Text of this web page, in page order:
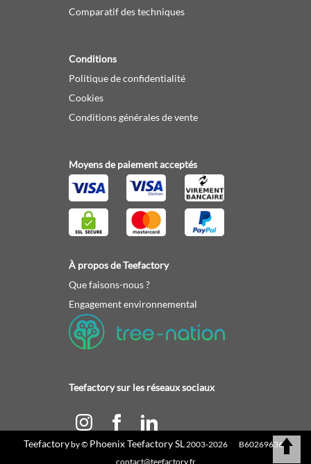
Calculez votre devis
Comparatif des techniques
Conditions
Politique de confidentialité
Cookies
Conditions générales de vente
Moyens de paiement acceptés
À propos de Teefactory
Que faisons-nous ?
Engagement environnemental
Teefactory sur les réseaux sociaux
Teefactoryby © Phoenix Teefactory SL2003-2026 B60269636 |
contact@teefactory.fr